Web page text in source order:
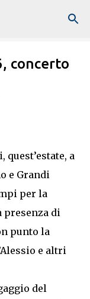
concerto
quest’estate, a
e Grandi
per la
presenza di
punto la
e altri
del